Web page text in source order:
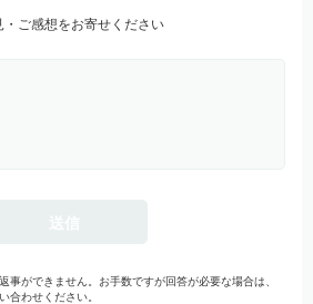
・ご感想をお寄せください
ができません。お手数ですが回答が必要な場合は、
合わせください。